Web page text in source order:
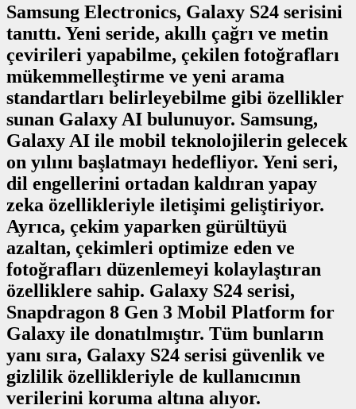
Samsung Electronics, Galaxy S24 serisini
tanıttı. Yeni seride, akıllı çağrı ve metin
çevirileri yapabilme, çekilen fotoğrafları
mükemmelleştirme ve yeni arama
standartları belirleyebilme gibi özellikler
sunan Galaxy AI bulunuyor. Samsung,
Galaxy AI ile mobil teknolojilerin gelecek
on yılını başlatmayı hedefliyor. Yeni seri,
dil engellerini ortadan kaldıran yapay
zeka özellikleriyle iletişimi geliştiriyor.
Ayrıca, çekim yaparken gürültüyü
azaltan, çekimleri optimize eden ve
fotoğrafları düzenlemeyi kolaylaştıran
özelliklere sahip. Galaxy S24 serisi,
Snapdragon 8 Gen 3 Mobil Platform for
Galaxy ile donatılmıştır. Tüm bunların
yanı sıra, Galaxy S24 serisi güvenlik ve
gizlilik özellikleriyle de kullanıcının
verilerini koruma altına alıyor.